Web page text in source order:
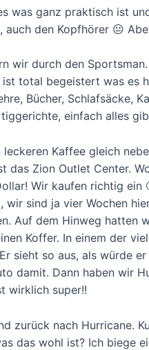
was ganz praktisch ist
auch den Kopfhörer 😐
wir durch den
ist total begeistert was es
Bücher, Schlafsäcke,
einfach alles
Kaffee gleich
das Zion Outlet Center.
Wir kaufen richtig
wir sind ja vier Wochen
Auf dem Hinweg hatten
Koffer. In einem der
sieht so aus, als würde
damit. Dann haben wir
wirklich super!!
zurück nach Hurricane.
das wohl ist? Ich biege